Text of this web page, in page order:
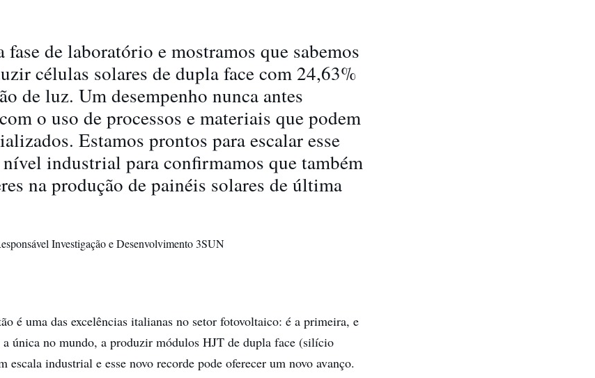
fase de laboratório e mostramos que sabemos
células solares de dupla face com 24,63%
de luz. Um desempenho nunca antes
o uso de processos e materiais que podem
Estamos prontos para escalar esse
nível industrial para confirmamos que também
na produção de painéis solares de última
Investigação e Desenvolvimento 3SUN
é uma das excelências italianas no setor fotovoltaico: é a primeira, e
a única no mundo, a produzir módulos HJT de dupla face (silício
escala industrial e esse novo recorde pode oferecer um novo avanço.